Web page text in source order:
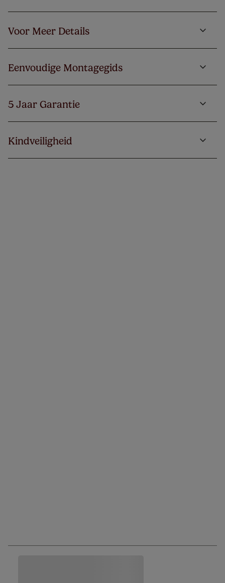
Voor Meer Details
Eenvoudige Montagegids
5 Jaar Garantie
Kindveiligheid